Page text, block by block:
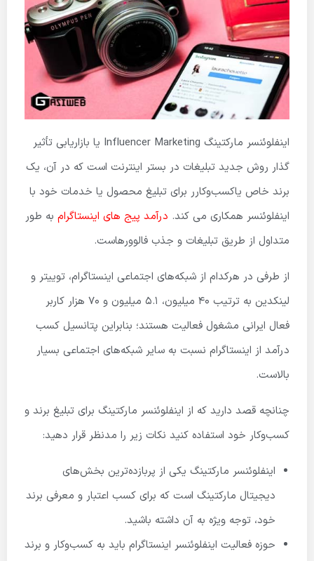
اینفلوئنسر مارکتینگ Influencer Marketing یا بازاریابی تأثیر
گذار روش جدید تبلیغات در بستر اینترنت است که در آن، یک
برند خاص یاکسب‌وکارر برای تبلیغ محصول یا خدمات خود با
اینفلوئنسر همکاری می کند. درآمد پیج های اینستاگرام به طور
متداول از طریق تبلیغات و جذب فالوورهاست.
از طرفی در هرکدام از شبکه‌های اجتماعی اینستاگرام، توییتر و
لینکدین به ترتیب 40 میلیون، 5.1 میلیون و 70 هزار کاربر
فعال ایرانی مشغول فعالیت هستند؛ بنابراین پتانسیل کسب
درآمد از اینستاگرام نسبت به سایر شبکه‌های اجتماعی بسیار
بالاست.
چنانچه قصد دارید که از اینفلوئنسر مارکتینگ برای تبلیغ برند و
کسب‌وکار خود استفاده کنید نکات زیر را مدنظر قرار دهید:
اینفلوئنسر مارکتینگ یکی از پربازده‌ترین بخش‌های
دیجیتال مارکتینگ است که برای کسب اعتبار و معرفی برند
خود، توجه ویژه به آن داشته باشید.
حوزه فعالیت اینفلوئنسر اینستاگرام باید به کسب‌وکار و برند